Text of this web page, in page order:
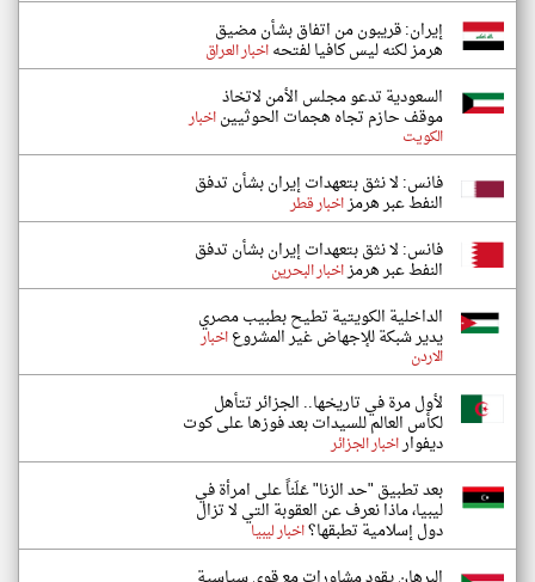
إيران: قريبون من اتفاق بشأن مضيق
هرمز لكنه ليس كافيا لفتحهاخبار العراق
السعودية تدعو مجلس الأمن لاتخاذ
موقف حازم تجاه هجمات الحوثييناخبار
الكويت
فانس: لا نثق بتعهدات إيران بشأن تدفق
النفط عبر هرمزاخبار قطر
فانس: لا نثق بتعهدات إيران بشأن تدفق
النفط عبر هرمزاخبار البحرين
الداخلية الكويتية تطيح بطبيب مصري
يدير شبكة للإجهاض غير المشروعاخبار
الاردن
لأول مرة في تاريخها.. الجزائر تتأهل
لكأس العالم للسيدات بعد فوزها على كوت
ديفواراخبار الجزائر
بعد تطبيق "حد الزنا" عَلَناً على امرأة في
ليبيا، ماذا نعرف عن العقوبة التي لا تزال
دول إسلامية تطبقها؟اخبار ليبيا